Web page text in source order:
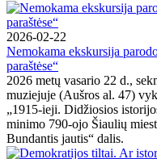
2026-02-22
Nemokama ekskursija
paraštėse“
2026 metų vasario 22 d.,
muziejuje (Aušros al. 47)
„1915-ieji. Didžiosios
minimo 790-ojo Šiaulių
Bundantis jautis“ dalis.